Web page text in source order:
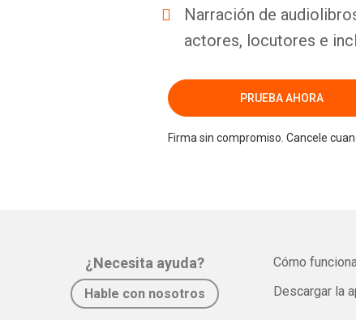
Narración de
actores, locutores e
PRUEBA AHORA
Firma sin compromiso. Cancele
¿Necesita ayuda?
Hable con nosotros
Cómo
Descargar la